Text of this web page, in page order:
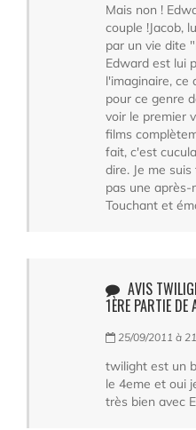
Mais non !
couple !Jacob,
par un vie dite
Edward est lui
l'imaginaire, ce
pour ce genre
voir le premier
films
fait, c'est
dire. Je me
pas une
Touchant et
AVIS
1ÈRE PARTIE DE
25/09/2011 à
twilight est un
le 4eme et oui
très bien avec